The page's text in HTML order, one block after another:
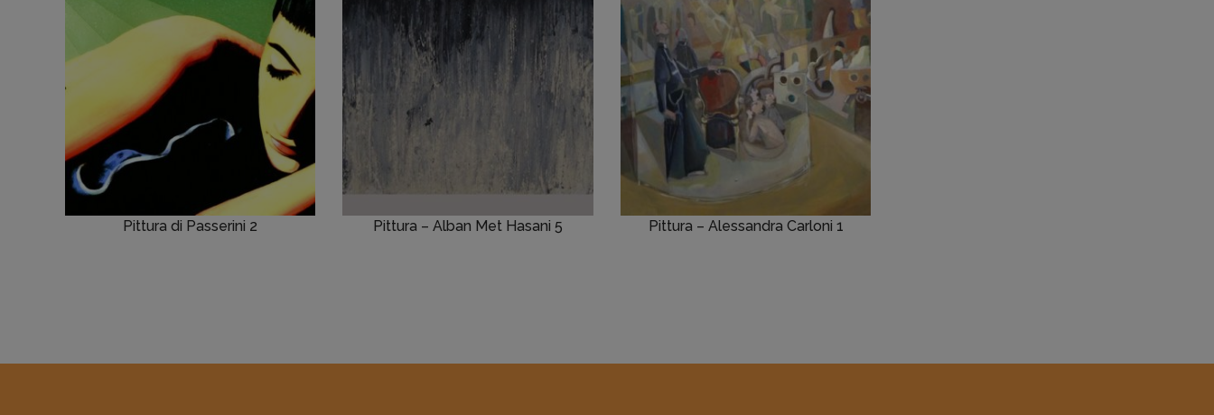
Pittura di Passerini 2 Pittura – Alban Met Hasani 5 Pittura – Alessandra Carloni 1